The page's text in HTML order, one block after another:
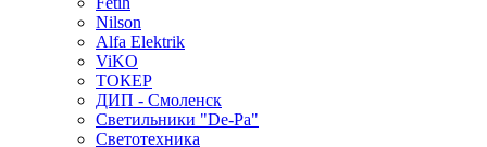
Nilson
Alfa Elektrik
ViKO
ТОКЕР
ДИП - Смоленск
Светильники "De-Pa"
Светотехника